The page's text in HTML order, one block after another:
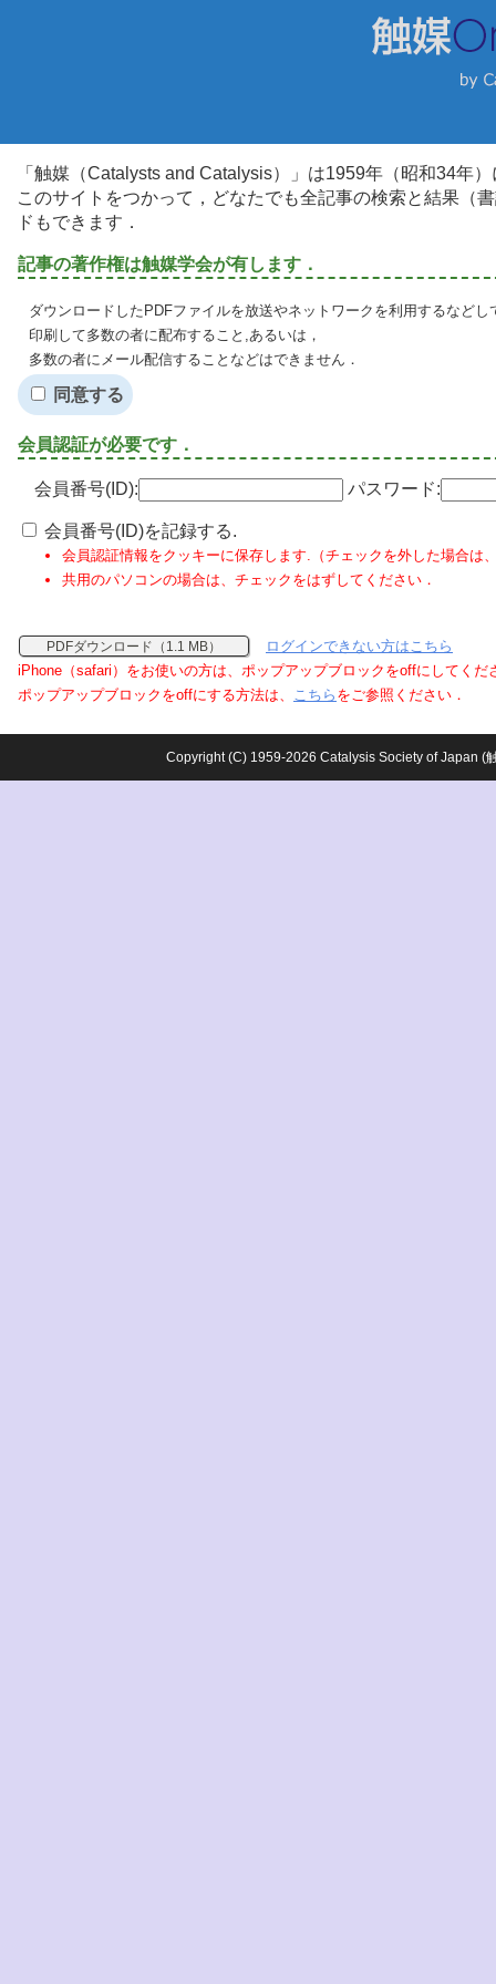
「触媒（Catalysts and Catalysis）」は1959年（昭和34年
このサイトをつかって，どなたでも全記事の検索と結果（
ドもできます．
記事の著作権は触媒学会が有します．
ダウンロードしたPDFファイルを放送やネットワークを利用するなど
印刷して多数の者に配布すること,あるいは，
多数の者にメール配信することなどはできません．
同意する
会員認証が必要です．
会員番号(ID): パスワード:
会員番号(ID)を記録する.
会員認証情報をクッキーに保存します.（チェックを外した場合は
共用のパソコンの場合は、チェックをはずしてください．
PDFダウンロード（1.1 MB）
ログインできない方はこちら
iPhone（safari）をお使いの方は、ポップアップブロックをoffにしてくだ
ポップアップブロックをoffにする方法は、 こちら をご参照ください．
Copyright (C) 1959-2026 Catalysis Society of Japan (